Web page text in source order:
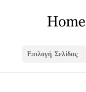
Επιλογή Σελίδας